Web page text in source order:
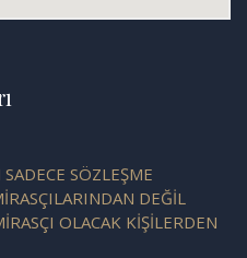
SÖZLEŞME
DEĞİL
OLACAK KİŞİLERDEN